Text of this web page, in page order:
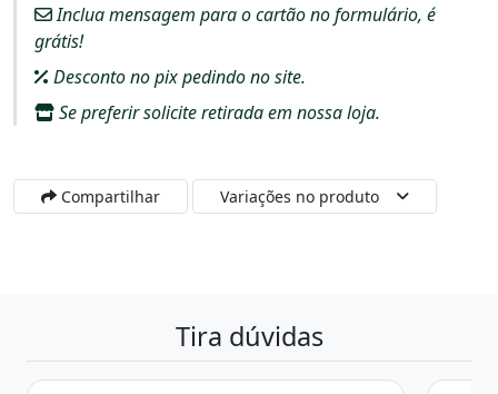
Inclua mensagem para o cartão no formulário, é
grátis!
Desconto no pix pedindo no site.
Se preferir solicite retirada em nossa loja.
Compartilhar Variações no produto
Tira dúvidas